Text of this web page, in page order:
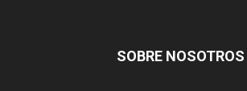
SOBRE NOSOTROS